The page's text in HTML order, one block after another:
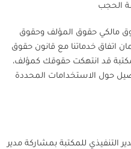
مالكي حقوق المؤلف وحقوق
خدماتنا مع قانون حقوق
قد انتهكت حقوقك كمؤلف،
حول الاستخدامات المحددة
التنفيذي للمكتبة بمشاركة مدير